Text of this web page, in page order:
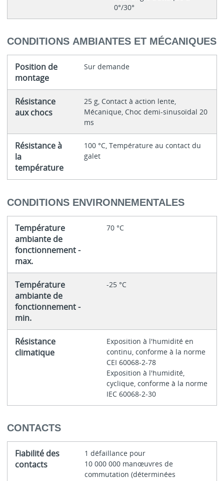
0°/30°
CONDITIONS AMBIANTES ET MÉCANIQUES
Position de
montage
Sur demande
Résistance
aux chocs
25 g, Contact à action lente,
Mécanique, Choc demi-sinusoïdal 20
ms
Résistance à
la
température
100 °C, Température au contact du
galet
CONDITIONS ENVIRONNEMENTALES
Température
ambiante de
fonctionnement -
max.
70 °C
Température
ambiante de
fonctionnement -
min.
-25 °C
Résistance
climatique
Exposition à l'humidité en
continu, conforme à la norme
CEI 60068-2-78
Exposition à l'humidité,
cyclique, conforme à la norme
IEC 60068-2-30
CONTACTS
Fiabilité des
contacts
1 défaillance pour
10 000 000 manœuvres de
commutation (déterminées